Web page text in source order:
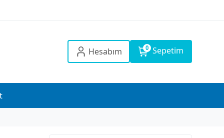
Hesabım 0 Sepetim